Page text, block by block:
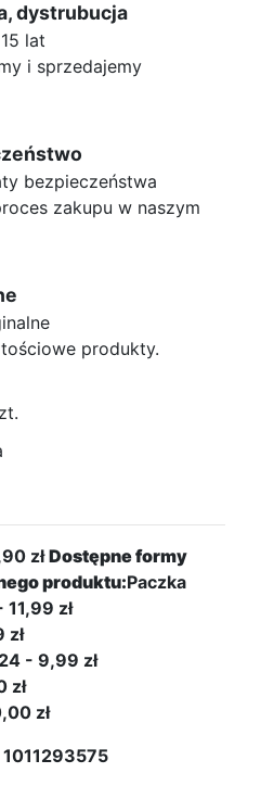
dystrubucja
lat
i sprzedajemy
bezpieczeństwa
zakupu w naszym
produkty.
złDostępne formy
produktu:Paczka
zł
zł
- 9,99 zł
zł
zł
1011293575